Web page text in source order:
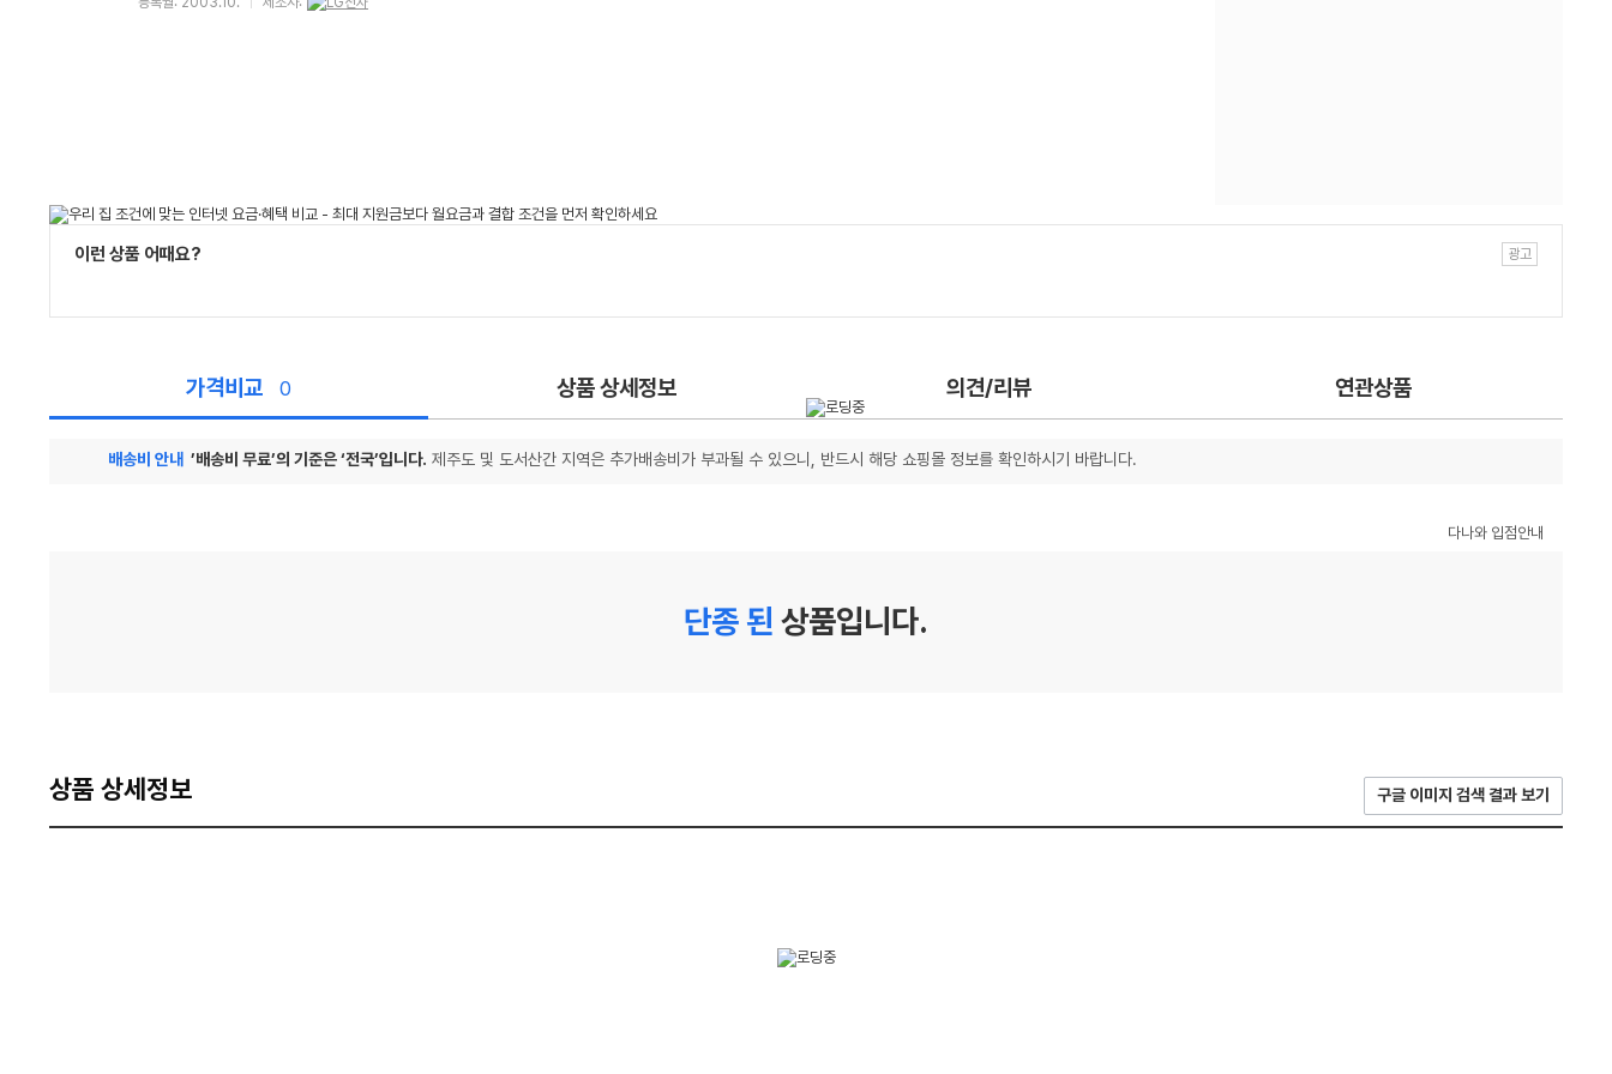
이런 상품 어때요?
가격비교 0 상품 상세정보 의견/리뷰 연관상품
배송비 안내 ’배송비 무료’의 기준은 ‘전국’입니다. 제주도 및 도서산간 지역은 추가배송비가 부과될 수 있으니, 반드시 해당 쇼핑몰 정보를 확인하시기 바랍니다.
다나와 입점안내
단종 된 상품입니다.
상품 상세정보 구글 이미지 검색 결과 보기